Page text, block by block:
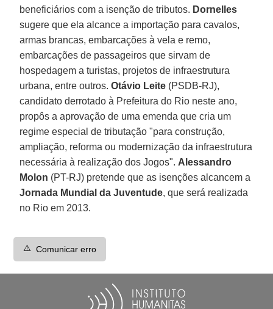
beneficiários com a isenção de tributos. Dornelles
sugere que ela alcance a importação para cavalos,
armas brancas, embarcações à vela e remo,
embarcações de passageiros que sirvam de
hospedagem a turistas, projetos de infraestrutura
urbana, entre outros.Otávio Leite (PSDB-RJ),
candidato derrotado à Prefeitura do Rio neste ano,
propôs a aprovação de uma emenda que cria um
regime especial de tributação "para construção,
ampliação, reforma ou modernização da infraestrutura
necessária à realização dos Jogos". Alessandro
Molon (PT-RJ) pretende que as isenções alcancem a
Jornada Mundial da Juventude, que será realizada
no Rio em 2013.
⚠️ Comunicar erro